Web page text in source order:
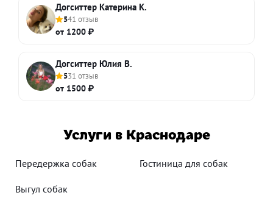
Догситтер Катерина К.
541 отзыв
от 1200 ₽
Догситтер Юлия В.
531 отзыв
от 1500 ₽
Услуги в Краснодаре
Передержка собак Гостиница для собак
Выгул собак